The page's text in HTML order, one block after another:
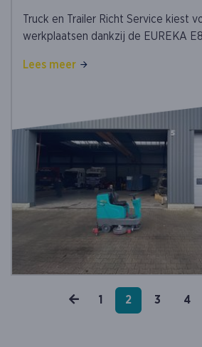
Truck en Trailer Richt Service kiest
werkplaatsen dankzij de EUREKA
Lees meer
Vorige
1 2 3 4